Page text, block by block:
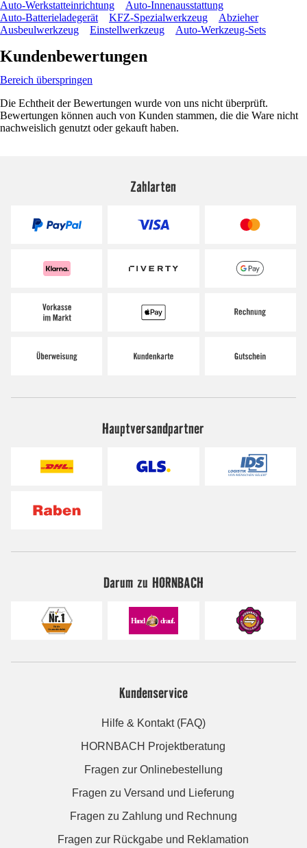
Auto-Werkstatteinrichtung
Auto-Innenausstattung
Auto-Batterieladegerät
KFZ-Spezialwerkzeug
Abzieher
Ausbeulwerkzeug
Einstellwerkzeug Auto-Werkzeug-Sets
Kundenbewertungen
Bereich überspringen
Die Echtheit der Bewertungen wurde von uns nicht überprüft.
Bewertungen können auch von Kunden stammen, die die Ware nicht
nachweislich genutzt oder gekauft haben.
Zahlarten
Hauptversandpartner
Darum zu HORNBACH
Kundenservice
Hilfe & Kontakt (FAQ)
HORNBACH Projektberatung
Fragen zur Onlinebestellung
Fragen zu Versand und Lieferung
Fragen zu Zahlung und Rechnung
Fragen zur Rückgabe und Reklamation